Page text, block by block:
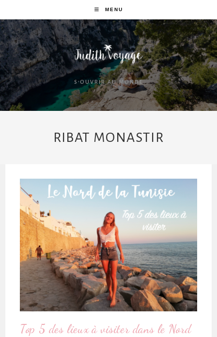
MENU
S'OUVRIR AU MONDE
RIBAT MONASTIR
Top 5 des lieux à visiter dans le Nord